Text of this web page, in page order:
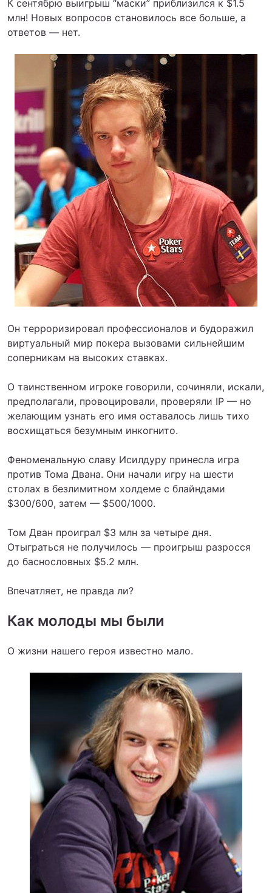
К сентябрю выигрыш “маски” приблизился к $1.5
млн! Новых вопросов становилось все больше, а
ответов — нет.
Он терроризировал профессионалов и будоражил
виртуальный мир покера вызовами сильнейшим
соперникам на высоких ставках.
О таинственном игроке говорили, сочиняли, искали,
предполагали, провоцировали, проверяли IP — но
желающим узнать его имя оставалось лишь тихо
восхищаться безумным инкогнито.
Феноменальную славу Исилдуру принесла игра
против Тома Двана. Они начали игру на шести
столах в безлимитном холдеме c блайндами
$300/600, затем — $500/1000.
Том Дван проиграл $3 млн за четыре дня.
Отыграться не получилось — проигрыш разросся
до баснословных $5.2 млн.
Впечатляет, не правда ли?
Как молоды мы были
О жизни нашего героя известно мало.